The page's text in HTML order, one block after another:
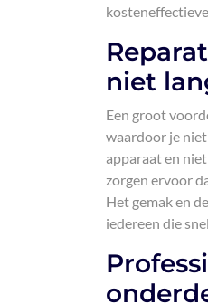
niet
Een groot
waardoor je
apparaat en
zorgen ervoor
Het gemak en
iedereen die